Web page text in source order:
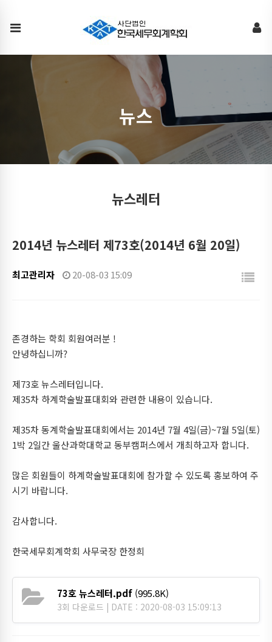
스
뉴스
뉴스레터
2014년 뉴스레터 제73호(2014년 6월 20일)
최고관리자 20-08-03 15:09
존경하는 학회 회원여러분 !
안녕하십니까?
제73호 뉴스레터입니다.
제35차 하계학술발표대회와 관련한 내용이 있습니다.
제35차 동계학술발표대회에서는 2014년 7월 4일(금)~7월 5일(토)
1박 2일간 울산과학대학교 동부캠퍼스에서 개최하고자 합니다.
많은 회원들이 하계학술발표대회에 참가할 수 있도록 홍보하여 주
시기 바랍니다.
감사합니다.
한국세무회계학회 사무국장 한정희
73호 뉴스레터.pdf (995.8K)
3회 다운로드 | DATE : 2020-08-03 15:09:13